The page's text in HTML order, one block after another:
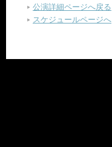
公演詳細ページへ戻る
スケジュールページへ